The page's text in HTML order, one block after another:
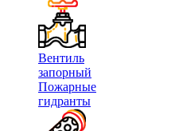
Вентиль
запорный
Пожарные
гидранты